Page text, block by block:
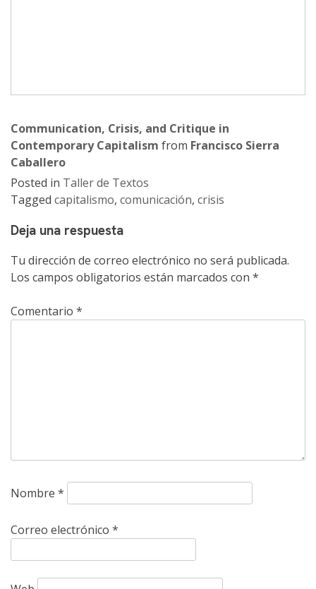
Communication, Crisis, and Critique in
Contemporary Capitalism from Francisco Sierra
Caballero
Posted in Taller de Textos
Tagged capitalismo, comunicación, crisis
Deja una respuesta
Tu dirección de correo electrónico no será publicada.
Los campos obligatorios están marcados con *
Comentario *
Nombre *
Correo electrónico *